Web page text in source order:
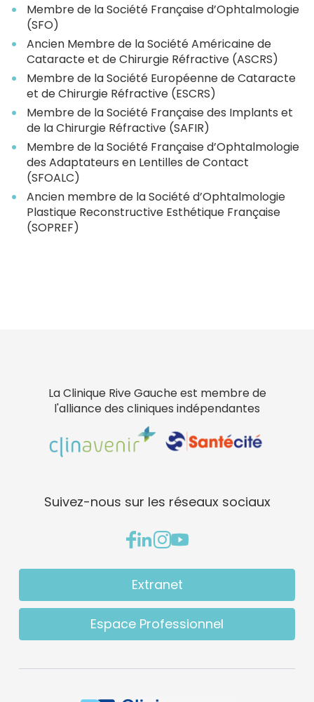
Membre de la Société Française d’Ophtalmologie
(SFO)
Ancien Membre de la Société Américaine de
Cataracte et de Chirurgie Réfractive (ASCRS)
Membre de la Société Européenne de Cataracte
et de Chirurgie Réfractive (ESCRS)
Membre de la Société Française des Implants et
de la Chirurgie Réfractive (SAFIR)
Membre de la Société Française d’Ophtalmologie
des Adaptateurs en Lentilles de Contact
(SFOALC)
Ancien membre de la Société d’Ophtalmologie
Plastique Reconstructive Esthétique Française
(SOPREF)
La Clinique Rive Gauche est membre de
l'alliance des cliniques indépendantes
Suivez-nous sur les réseaux sociaux
Extranet
Espace Professionnel